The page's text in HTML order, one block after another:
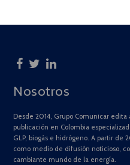
Nosotros
Desde 2014, Grupo Comunicar
publicación en Colombia
GLP, biogás e hidrógeno. A partir de
como medio de difusión noticioso,
cambiante mundo de la energía.